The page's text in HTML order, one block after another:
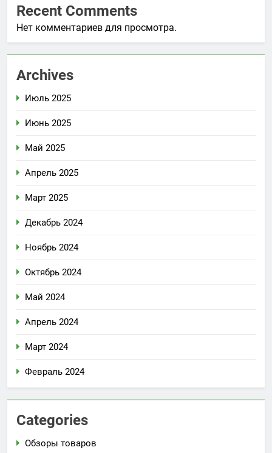
Recent Comments
Нет комментариев для просмотра.
Archives
Июль 2025
Июнь 2025
Май 2025
Апрель 2025
Март 2025
Декабрь 2024
Ноябрь 2024
Октябрь 2024
Май 2024
Апрель 2024
Март 2024
Февраль 2024
Categories
Обзоры товаров